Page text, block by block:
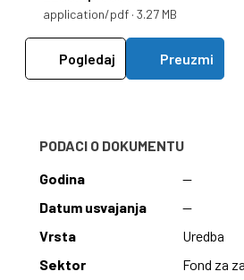
application/pdf · 3.27 MB
Pogledaj Preuzmi
PODACI O DOKUMENTU
Godina
—
Datum usvajanja
—
Vrsta
Uredba
Sektor
Fond za